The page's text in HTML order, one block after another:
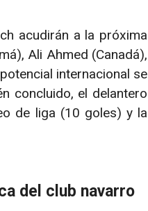
acudirán a la próxima
Ali Ahmed (Canadá),
internacional se
concluido, el delantero
de liga (10 goles) y la
del club navarro